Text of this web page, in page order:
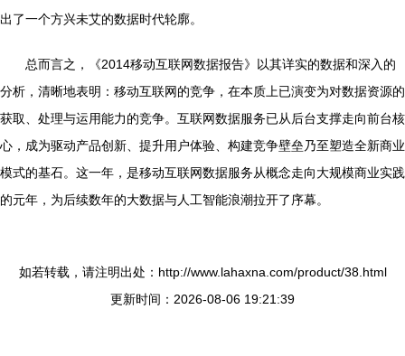
出了一个方兴未艾的数据时代轮廓。
总而言之，《2014移动互联网数据报告》以其详实的数据和深入的
分析，清晰地表明：移动互联网的竞争，在本质上已演变为对数据资源的
获取、处理与运用能力的竞争。互联网数据服务已从后台支撑走向前台核
心，成为驱动产品创新、提升用户体验、构建竞争壁垒乃至塑造全新商业
模式的基石。这一年，是移动互联网数据服务从概念走向大规模商业实践
的元年，为后续数年的大数据与人工智能浪潮拉开了序幕。
如若转载，请注明出处：http://www.lahaxna.com/product/38.html
更新时间：2026-08-06 19:21:39